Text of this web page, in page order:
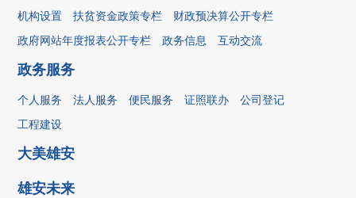
机构设置 扶贫资金政策专栏
财政预决算公开专栏
政府网站年度报表公开专栏
政务信息 互动交流
政务服务
个人服务 法人服务 便民服务 证照联办
公司登记
工程建设
大美雄安
雄安未来